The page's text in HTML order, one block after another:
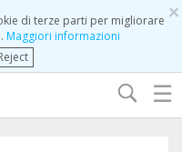
×
di terze parti per migliorare
Maggiori informazioni
☰